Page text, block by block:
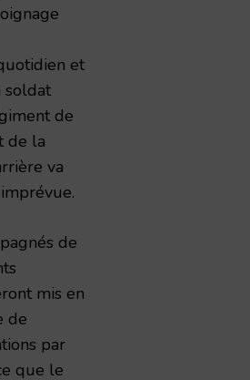
et
soldat
de
de la
va
de
mis en
de
par
que le